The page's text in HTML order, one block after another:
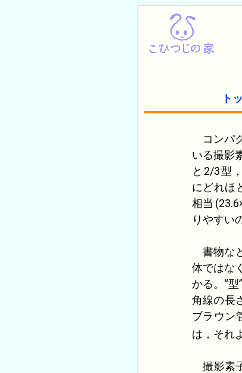
ト
コンパ
いる撮影
と 2/3型，
にどれほ
相当 (23.6
りやすい
書物な
体ではな
かる。“
角線の長
ブラウン
は，それ
撮影素